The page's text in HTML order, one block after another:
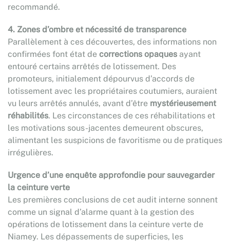
recommandé.
4. Zones d’ombre et nécessité de transparence
Parallèlement à ces découvertes, des informations non
confirmées font état de corrections opaques ayant
entouré certains arrêtés de lotissement. Des
promoteurs, initialement dépourvus d’accords de
lotissement avec les propriétaires coutumiers, auraient
vu leurs arrêtés annulés, avant d’être mystérieusement
réhabilités. Les circonstances de ces réhabilitations et
les motivations sous-jacentes demeurent obscures,
alimentant les suspicions de favoritisme ou de pratiques
irrégulières.
Urgence d’une enquête approfondie pour sauvegarder
la ceinture verte
Les premières conclusions de cet audit interne sonnent
comme un signal d’alarme quant à la gestion des
opérations de lotissement dans la ceinture verte de
Niamey. Les dépassements de superficies, les